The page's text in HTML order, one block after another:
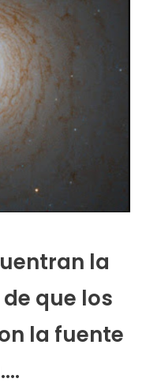
la
que los
la fuente